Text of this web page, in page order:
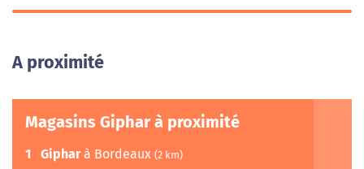
A proximité
Magasins Giphar à proximité
1 Gipharà Bordeaux (2 km)